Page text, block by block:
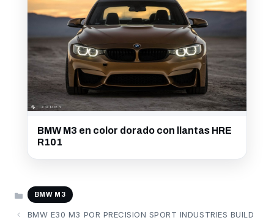
BMW M3 en color dorado con llantas HRE
R101
CATEGORÍAS
BMW M3
BMW E30 M3 POR PRECISION SPORT INDUSTRIES BUILD